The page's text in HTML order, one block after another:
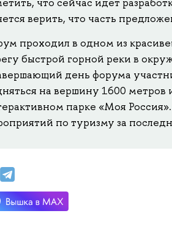
верить, что часть
проходил в одном из
быстрой горной реки в
день форума
на вершину 1600 метров
парке «Моя
по туризму за